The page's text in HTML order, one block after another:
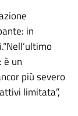
in
un
più severo
limitata”,